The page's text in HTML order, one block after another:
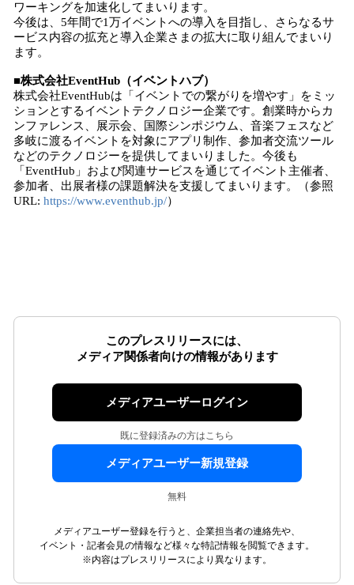
ワーキングを加速化してまいります。
今後は、5年間で1万イベントへの導入を目指し、さらなるサ
ービス内容の拡充と導入企業さまの拡大に取り組んでまいり
ます。
■株式会社EventHub（イベントハブ）
株式会社EventHubは「イベントでの繋がりを増やす」をミッ
ションとするイベントテクノロジー企業です。創業時からカ
ンファレンス、展示会、国際シンポジウム、音楽フェスなど
多岐に渡るイベントを対象にアプリ制作、参加者交流ツール
などのテクノロジーを提供してまいりました。今後も
「EventHub」および関連サービスを通じてイベント主催者、
参加者、出展者様の課題解決を支援してまいります。（参照
URL: https://www.eventhub.jp/）
このプレスリリースには、
メディア関係者向けの情報があります
メディアユーザーログイン
既に登録済みの方はこちら
メディアユーザー新規登録
無料
メディアユーザー登録を行うと、企業担当者の連絡先や、
イベント・記者会見の情報など様々な特記情報を閲覧できます。
※内容はプレスリリースにより異なります。